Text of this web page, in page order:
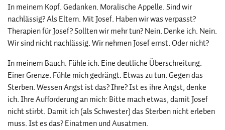
In meinem Kopf. Gedanken. Moralische Appelle. Sind wir
nachlässig? Als Eltern. Mit Josef. Haben wir was verpasst?
Therapien für Josef? Sollten wir mehr tun? Nein. Denke ich. Nein.
Wir sind nicht nachlässig. Wir nehmen Josef ernst. Oder nicht?
In meinem Bauch. Fühle ich. Eine deutliche Überschreitung.
Einer Grenze. Fühle mich gedrängt. Etwas zu tun. Gegen das
Sterben. Wessen Angst ist das? Ihre? Ist es ihre Angst, denke
ich. Ihre Aufforderung an mich: Bitte mach etwas, damit Josef
nicht stirbt. Damit ich (als Schwester) das Sterben nicht erleben
muss. Ist es das? Einatmen und Ausatmen.